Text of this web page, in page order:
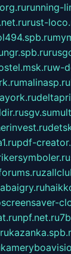
running-
rust-
ngr.spb.ru
w-
malinasp.ru
sgv.su
pdf-
screensaver-
npf.net.ru